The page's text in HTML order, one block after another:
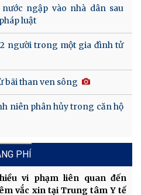
ngập vào nhà dân sau
luật
người trong một gia đình tử
bãi than ven sông
niên phân hủy trong căn hộ
PHÍ
vi phạm liên quan đến
vắc xin tại Trung tâm Y tế